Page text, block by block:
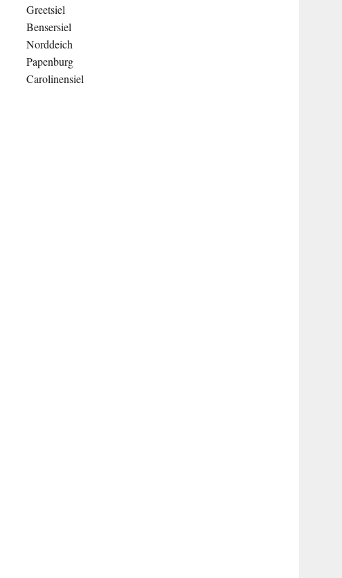
Greetsiel
Bensersiel
Norddeich
Papenburg
Carolinensiel